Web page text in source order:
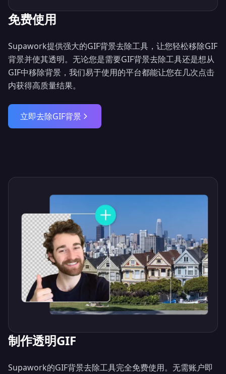
免费使用
Supawork提供强大的GIF背景去除工具，让您轻松移除GIF
背景并使其透明。无论您是需要GIF背景去除工具还是想从
GIF中移除背景，我们易于使用的平台都能让您在几次点击
内获得高质量结果。
立即去除GIF背景
制作透明GIF
Supawork的GIF背景去除工具完全免费使用。无需账户即